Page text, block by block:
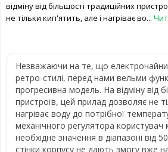
відміну від більшості традиційних
не тільки кип'ятить, але і нагріває во...
Незважаючи на те, що
ретро-стилі, перед нами вельми
прогресивна модель. На відміну від
пристроїв, цей прилад дозволяє не
нагріває воду до потрібної
механічного регулятора
необхідне значення в діапазоні від
стінки корпусу не дають змогу вже